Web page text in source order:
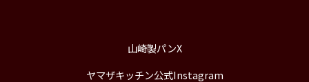
山崎製パンX
ヤマザキッチン公式Instagram